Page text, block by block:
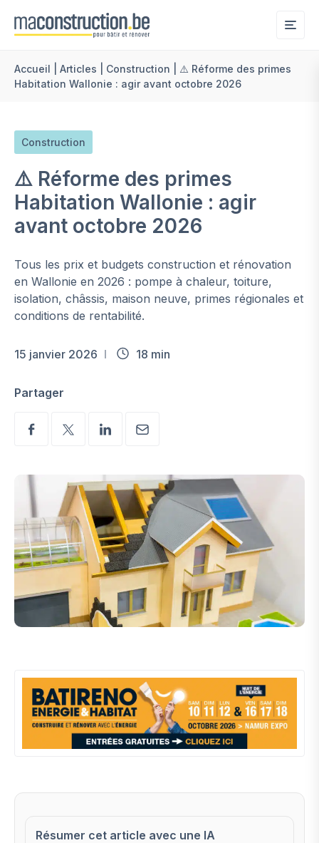
Accueil Articles Construction
⚠️ Réforme des primes
Habitation Wallonie : agir avant octobre 2026
Construction
⚠️ Réforme des primes
Habitation Wallonie : agir
avant octobre 2026
Tous les prix et budgets construction et rénovation
en Wallonie en 2026 : pompe à chaleur, toiture,
isolation, châssis, maison neuve, primes régionales et
conditions de rentabilité.
15 janvier 2026 18 min
Partager
Résumer cet article avec une IA